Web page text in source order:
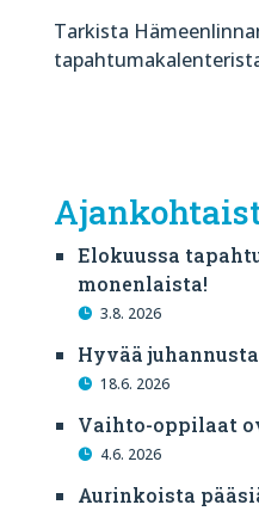
Tarkista
Elokuussa
monenlaista!
3.8. 2026
Hyvää
18.6. 2026
Vaihto-oppilaat
4.6. 2026
Aurinkoista